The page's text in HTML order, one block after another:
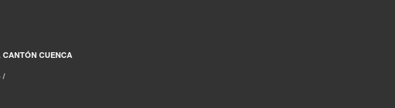
CUENCA
/